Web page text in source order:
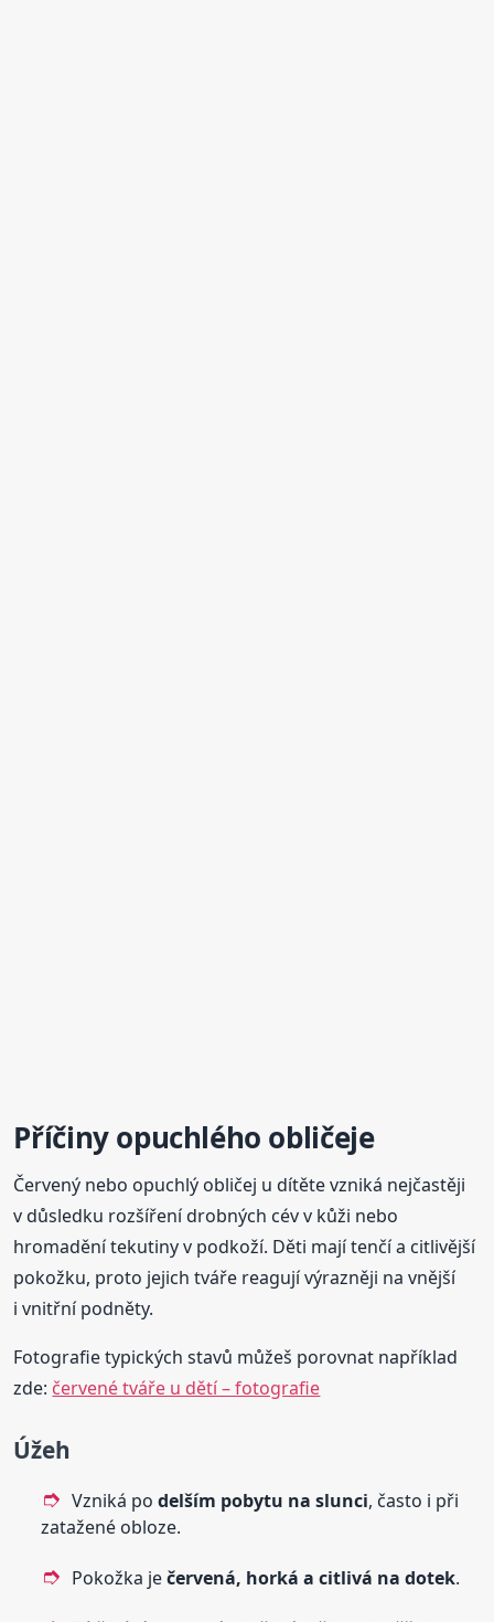
Příčiny opuchlého obličeje
Červený nebo opuchlý obličej u dítěte vzniká nejčastěji
v důsledku rozšíření drobných cév v kůži nebo
hromadění tekutiny v podkoží. Děti mají tenčí a citlivější
pokožku, proto jejich tváře reagují výrazněji na vnější
i vnitřní podněty.
Fotografie typických stavů můžeš porovnat například
zde: červené tváře u dětí – fotografie
Úžeh
Vzniká podelším pobytu na slunci, často i při
zatažené obloze.
Pokožka ječervená, horká a citlivá na dotek.